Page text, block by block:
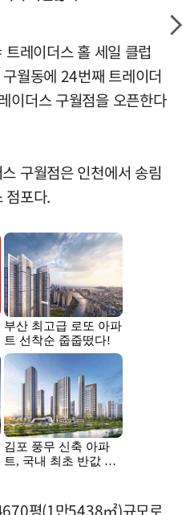
레이더스 홀 세일 클럽
월동에 24번째 트레이더
이더스 구월점을 오픈한다
구월점은 인천에서 송림
점포다.
평(1만5438㎡)규모로